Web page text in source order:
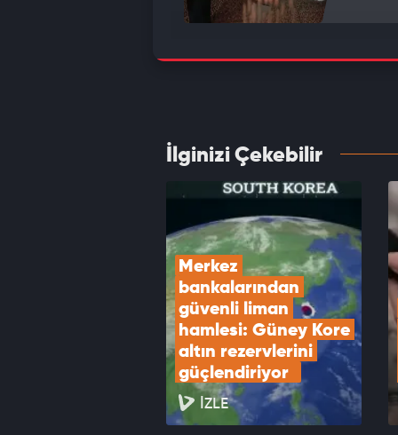
İlginizi Çekebilir
Merkez
bankalarından
güvenli liman
hamlesi: Güney Kore
altın rezervlerini
güçlendiriyor
İZLE